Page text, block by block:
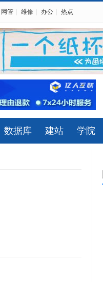
网管 维修 办公 热点
数据库 建站 学院